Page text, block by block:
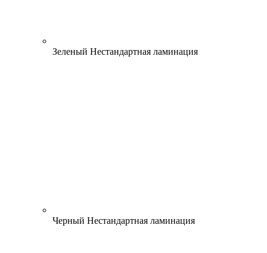
Зеленый Нестандартная ламинация
Черный Нестандартная ламинация